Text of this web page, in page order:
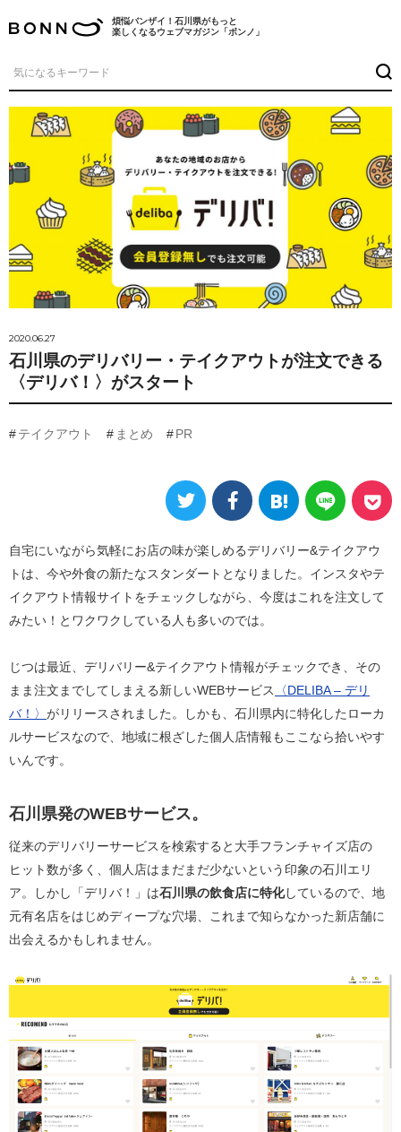
煩悩バンザイ！石川県がもっと
楽しくなるウェブマガジン「ボンノ」
2020.06.27
石川県のデリバリー・テイクアウトが注文できる
〈デリバ！〉がスタート
テイクアウト まとめ PR
自宅にいながら気軽にお店の味が楽しめるデリバリー&テイクアウ
トは、今や外食の新たなスタンダートとなりました。インスタやテ
イクアウト情報サイトをチェックしながら、今度はこれを注文して
みたい！とワクワクしている人も多いのでは。
じつは最近、デリバリー&テイクアウト情報がチェックでき、その
まま注文までしてしまえる新しいWEBサービス
〈DELIBA – デリ
バ！〉 がリリースされました。しかも、石川県内に特化したローカ
ルサービスなので、地域に根ざした個人店情報もここなら拾いやす
いんです。
石川県発のWEBサービス。
従来のデリバリーサービスを検索すると大手フランチャイズ店の
ヒット数が多く、個人店はまだまだ少ないという印象の石川エリ
ア。しかし「デリバ！」は石川県の飲食店に特化しているので、地
元有名店をはじめディープな穴場、これまで知らなかった新店舗に
出会えるかもしれません。